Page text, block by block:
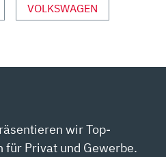
VOLKSWAGEN
wir Top-
für Privat und Gewerbe.